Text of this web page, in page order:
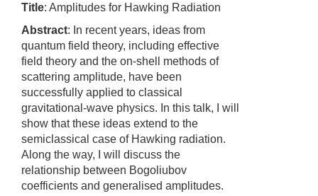
Title: Amplitudes for Hawking Radiation
Abstract: In recent years, ideas from
quantum field theory, including effective
field theory and the on-shell methods of
scattering amplitude, have been
successfully applied to classical
gravitational-wave physics. In this talk, I will
show that these ideas extend to the
semiclassical case of Hawking radiation.
Along the way, I will discuss the
relationship between Bogoliubov
coefficients and generalised amplitudes.